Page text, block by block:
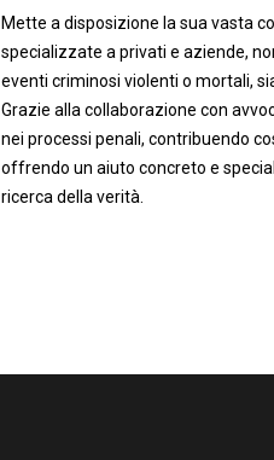
Mette a disposizione la sua vasta
specializzate a privati e aziende,
eventi criminosi violenti o mortali,
Grazie alla collaborazione con
nei processi penali, contribuendo
offrendo un aiuto concreto e
ricerca della verità.